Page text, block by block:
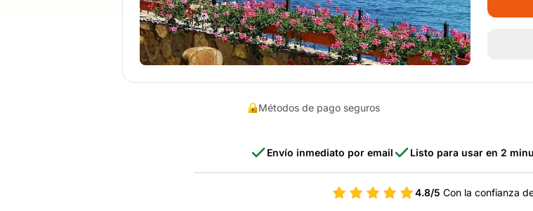
Métodos de pago seguros
Envío inmediato por email Listo para usar en 2
4.8/5 Con la confianza